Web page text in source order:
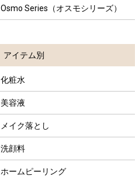
Osmo Series（オスモシリーズ）
アイテム別
化粧水
美容液
メイク落とし
洗顔料
ホームピーリング